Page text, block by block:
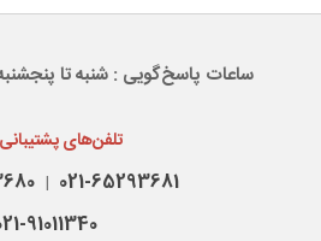
ساعات پاسخ‌گویی : شنبه تا پنجشنبه از
تلفن‌های پشتیبانی
021-65293681
|
91011340